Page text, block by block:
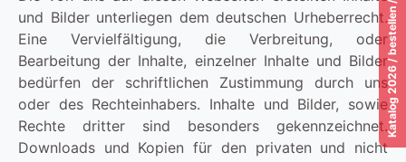
und Bilder unterliegen dem deutschen Urheberrecht.
Eine Vervielfältigung, die Verbreitung, oder
Bearbeitung der Inhalte, einzelner Inhalte und Bilder
bedürfen der schriftlichen Zustimmung durch uns
oder des Rechteinhabers. Inhalte und Bilder, sowie
Rechte dritter sind besonders gekennzeichnet.
Downloads und Kopien für den privaten und nicht